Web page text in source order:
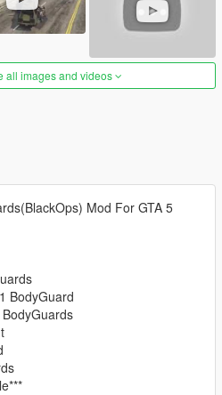
all images and videos
Mod For GTA 5
BodyGuard